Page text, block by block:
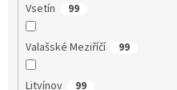
Vsetín 99
Valašské Meziříčí 99
Litvínov 99